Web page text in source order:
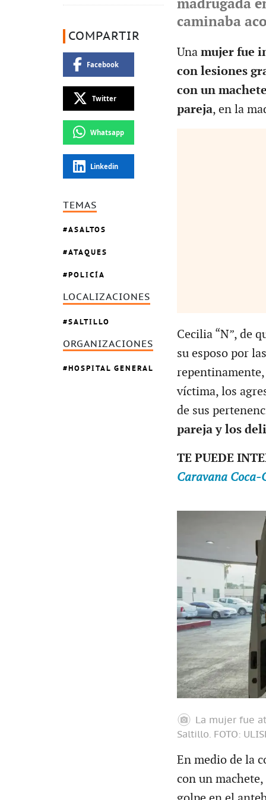
COMPARTIR
Facebook
Twitter
Whatsapp
Linkedin
TEMAS
ASALTOS
ATAQUES
POLICÍA
LOCALIZACIONES
SALTILLO
ORGANIZACIONES
HOSPITAL GENERAL
madrugada
caminaba
Unamujer fue
con lesiones
con un
pareja, en la
Cecilia “N”, de
su esposo por
víctima, los
de sus
pareja y los
TE PUEDE
Caravana Coca-
La mujer fue
Saltillo. FOTO:
En medio de la
con un